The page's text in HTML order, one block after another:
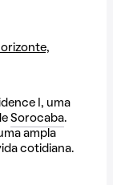
I, uma
Sorocaba.
ampla
cotidiana.